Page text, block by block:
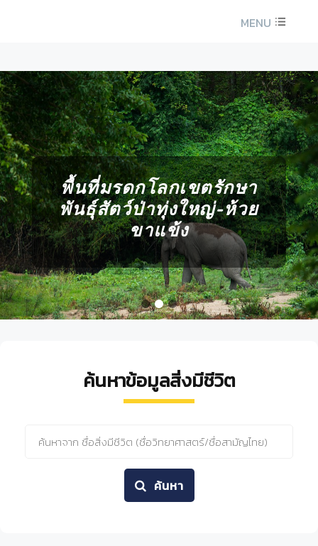
MENU
ที่มรดกโลกเขตรักษา
ธุ์สัตว์ป่าทุ่งใหญ่-ห้วย
ขาแข้ง
ค้นหาข้อมูลสิ่งมีชีวิต
ค้นหา